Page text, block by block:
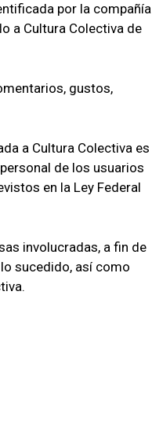
por la compañía
a Cultura Colectiva de
mentarios, gustos,
a Cultura Colectiva es
de los usuarios
en la Ley Federal
involucradas, a fin de
lo sucedido, así como